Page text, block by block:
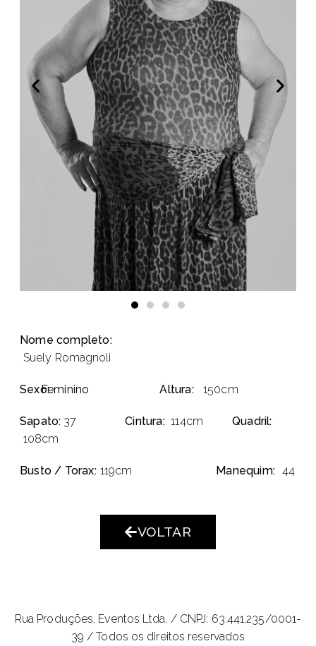
Nome completo:
Suely Romagnoli
Sexo:Feminino Altura: 150cm
Sapato: 37 Cintura: 114cm
Quadril:
108cm
Busto / Torax: 119cm Manequim: 44
VOLTAR
Rua Produções, Eventos Ltda. / CNPJ: 63.441.235/0001-
39 / Todos os direitos reservados